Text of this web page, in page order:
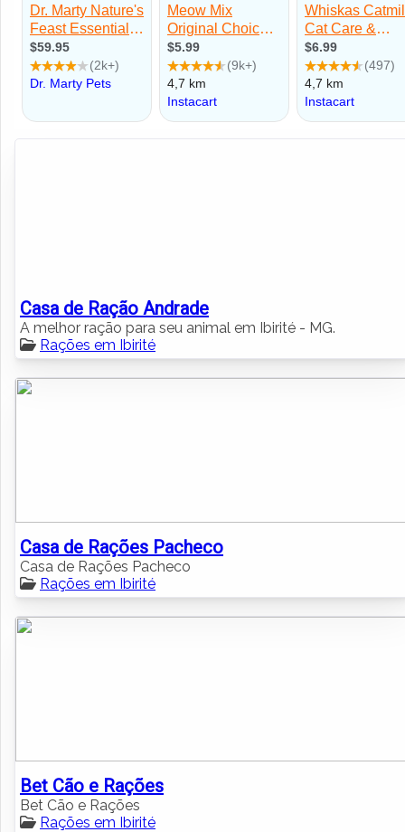
Casa de Ração Andrade
A melhor ração para seu animal em Ibirité - MG.
Rações em Ibirité
Casa de Rações Pacheco
Casa de Rações Pacheco
Rações em Ibirité
Bet Cão e Rações
Bet Cão e Rações
Rações em Ibirité